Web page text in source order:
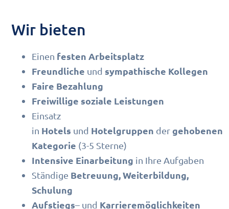
Wir bieten
Einen festen Arbeitsplatz
Freundliche und sympathische Kollegen
Faire Bezahlung
Freiwillige soziale Leistungen
Einsatz
in Hotels und Hotelgruppen dergehobenen
Kategorie (3-5 Sterne)
Intensive Einarbeitung in Ihre Aufgaben
Ständige Betreuung, Weiterbildung,
Schulung
Aufstiegs– und Karrieremöglichkeiten